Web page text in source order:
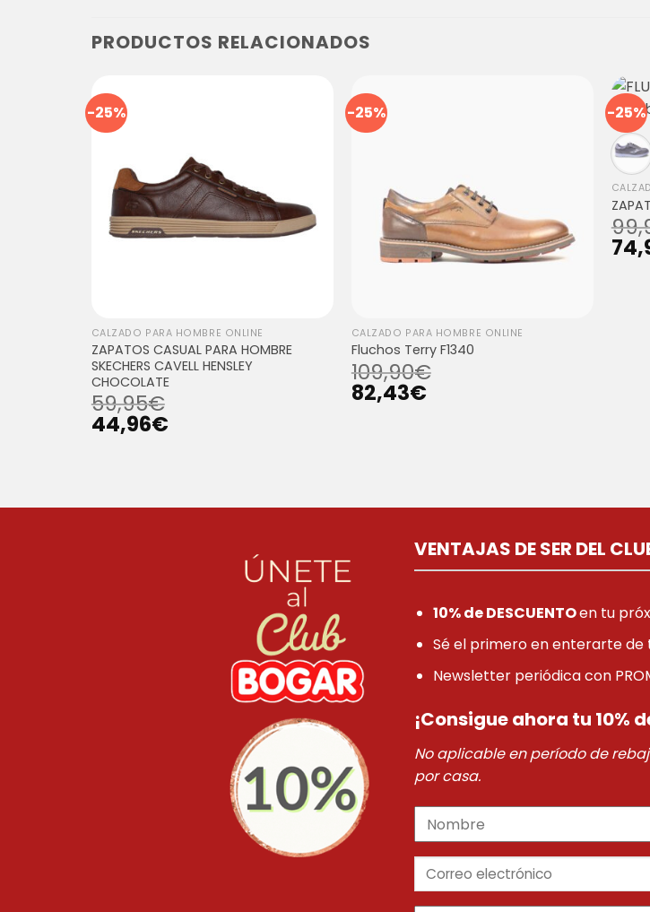
PRODUCTOS RELACIONADOS
-25%
CALZADO PARA HOMBRE ONLINE
ZAPATOS CASUAL PARA HOMBRE
SKECHERS CAVELL HENSLEY
CHOCOLATE
59,95€
44,96€
-25%
CALZADO PARA HOMBRE ONLINE
Fluchos Terry F1340
109,90€
82,43€
-25%
VENTAJAS DE SER DEL
10% de DESCUENTOen tu
Sé el primero en enterarte de
Newsletter periódica con
¡Consigue ahora tu 10%
No aplicable en período de
por casa.